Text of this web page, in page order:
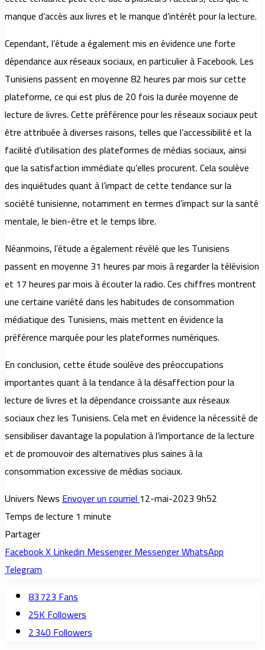
manque d’accès aux livres et le manque d’intérêt pour la lecture.
Cependant, l’étude a également mis en évidence une forte
dépendance aux réseaux sociaux, en particulier à Facebook. Les
Tunisiens passent en moyenne 82 heures par mois sur cette
plateforme, ce qui est plus de 20 fois la durée moyenne de
lecture de livres. Cette préférence pour les réseaux sociaux peut
être attribuée à diverses raisons, telles que l’accessibilité et la
facilité d’utilisation des plateformes de médias sociaux, ainsi
que la satisfaction immédiate qu’elles procurent. Cela soulève
des inquiétudes quant à l’impact de cette tendance sur la
société tunisienne, notamment en termes d’impact sur la santé
mentale, le bien-être et le temps libre.
Néanmoins, l’étude a également révélé que les Tunisiens
passent en moyenne 31 heures par mois à regarder la télévision
et 17 heures par mois à écouter la radio. Ces chiffres montrent
une certaine variété dans les habitudes de consommation
médiatique des Tunisiens, mais mettent en évidence la
préférence marquée pour les plateformes numériques.
En conclusion, cette étude soulève des préoccupations
importantes quant à la tendance à la désaffection pour la
lecture de livres et la dépendance croissante aux réseaux
sociaux chez les Tunisiens. Cela met en évidence la nécessité de
sensibiliser davantage la population à l’importance de la lecture
et de promouvoir des alternatives plus saines à la
consommation excessive de médias sociaux.
Univers NewsEnvoyer un courriel12-mai-2023 9h52
Temps de lecture 1 minute
Partager
FacebookXLinkedinMessengerMessengerWhatsApp
Telegram
83 723Fans
25KFollowers
2 340Followers